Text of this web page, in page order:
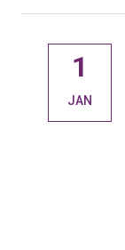
1
JAN